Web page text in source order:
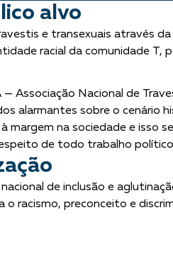
alvo
e transexuais através
racial da comunidade T,
Associação Nacional de
alarmantes sobre o cenário
margem na sociedade e isso
de todo trabalho
de inclusão e
o racismo, preconceito e